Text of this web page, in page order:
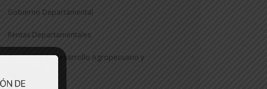
Gobierno Departamental
Rentas Departamentales
Secretaría de Desarrollo Agropecuario y